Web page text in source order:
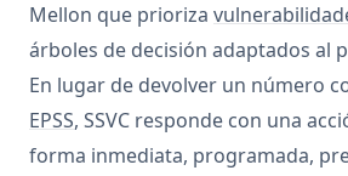
Mellon que prioriza
árboles de decisión adaptados al
En lugar de devolver un número
EPSS, SSVC responde con una
forma inmediata, programada,